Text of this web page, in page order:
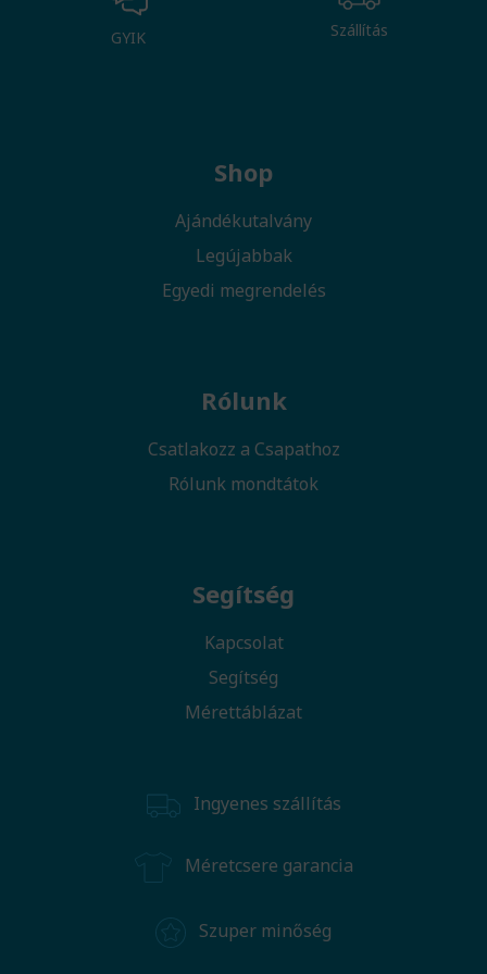
GYIK Szállítás
Shop
Ajándékutalvány
Legújabbak
Egyedi megrendelés
Rólunk
Csatlakozz a Csapathoz
Rólunk mondtátok
Segítség
Kapcsolat
Segítség
Mérettáblázat
Ingyenes szállítás
Méretcsere garancia
Szuper minőség